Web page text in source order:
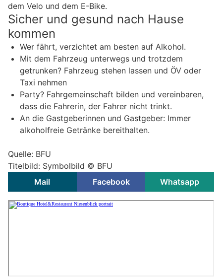
dem Velo und dem E-Bike.
Sicher und gesund nach Hause
kommen
Wer fährt, verzichtet am besten auf Alkohol.
Mit dem Fahrzeug unterwegs und trotzdem
getrunken? Fahrzeug stehen lassen und ÖV oder
Taxi nehmen
Party? Fahrgemeinschaft bilden und vereinbaren,
dass die Fahrerin, der Fahrer nicht trinkt.
An die Gastgeberinnen und Gastgeber: Immer
alkoholfreie Getränke bereithalten.
Quelle: BFU
Titelbild: Symbolbild © BFU
Mail
Facebook Whatsapp